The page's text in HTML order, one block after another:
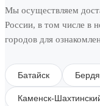
Мы осуществляем
России, в том числе в
городов для
Батайск
Каменск-